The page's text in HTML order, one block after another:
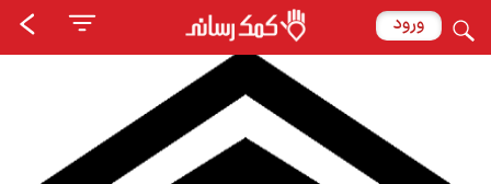
ورود